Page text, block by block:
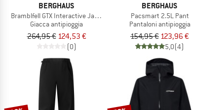
BERGHAUS
Bramblfell GTX Interactive Jacket
Giacca antipioggia
264,95 € 124,53 €
(0)
BERGHAUS
Pacsmart 2.5L Pant
Pantaloni antipioggia
154,95 € 123,96 €
5,0(4)